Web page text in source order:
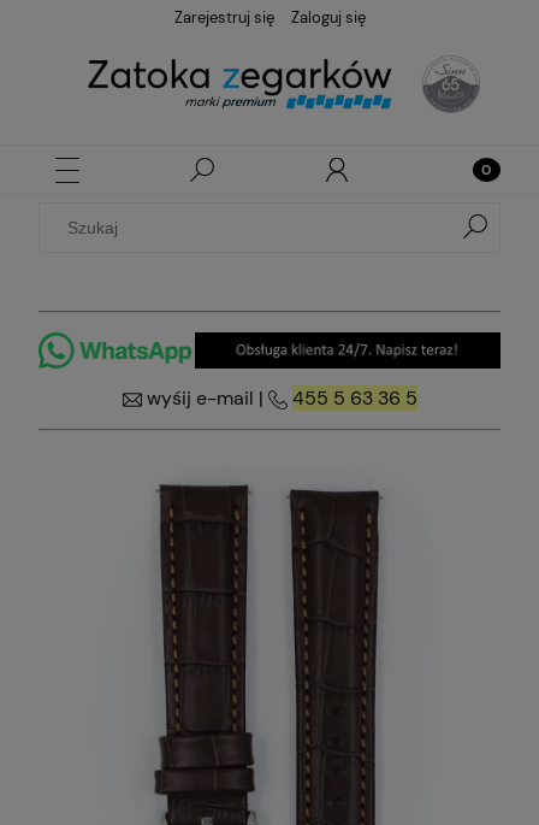
Zarejestruj się Zaloguj się
wyśij e-mail | 455 5 63 36 5